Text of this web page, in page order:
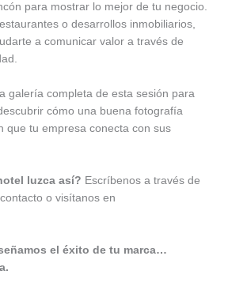
para mostrar lo mejor de tu negocio.
o desarrollos inmobiliarios,
a comunicar valor a través de
galería completa de esta sesión para
cómo una buena fotografía
que tu empresa conecta con sus
luzca así? Escríbenos a través de
o visítanos en
el éxito de tu marca…